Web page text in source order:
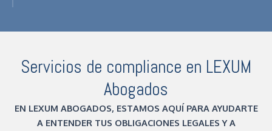
Servicios de compliance en LEXUM
Abogados
EN LEXUM ABOGADOS, ESTAMOS AQUÍ PARA AYUDARTE
A ENTENDER TUS OBLIGACIONES LEGALES Y A